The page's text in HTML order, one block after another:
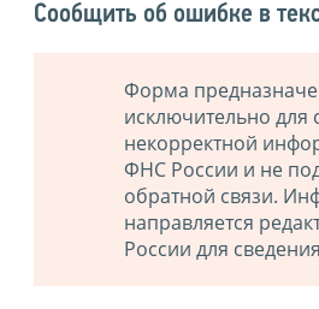
Сообщить об ошибке в
Форма
исключительно
некорректной
ФНС России и не
обратной связи.
направляется
России для